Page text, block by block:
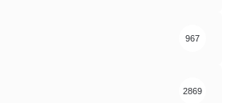
967
2869